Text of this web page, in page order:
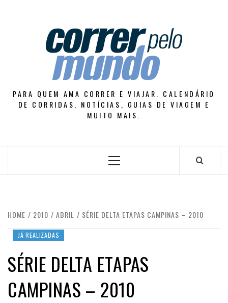
PARA QUEM AMA CORRER E VIAJAR. CALENDÁRIO
DE CORRIDAS, NOTÍCIAS, GUIAS DE VIAGEM E
MUITO MAIS.
Primary
HOME 2010 ABRIL SÉRIE DELTA ETAPAS CAMPINAS – 2010
JÁ REALIZADAS
SÉRIE DELTA ETAPAS
CAMPINAS – 2010